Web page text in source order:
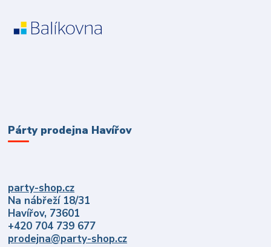
Párty prodejna Havířov
party-shop.cz
Na nábřeží 18/31
Havířov, 73601
+420 704 739 677
prodejna@party-shop.cz